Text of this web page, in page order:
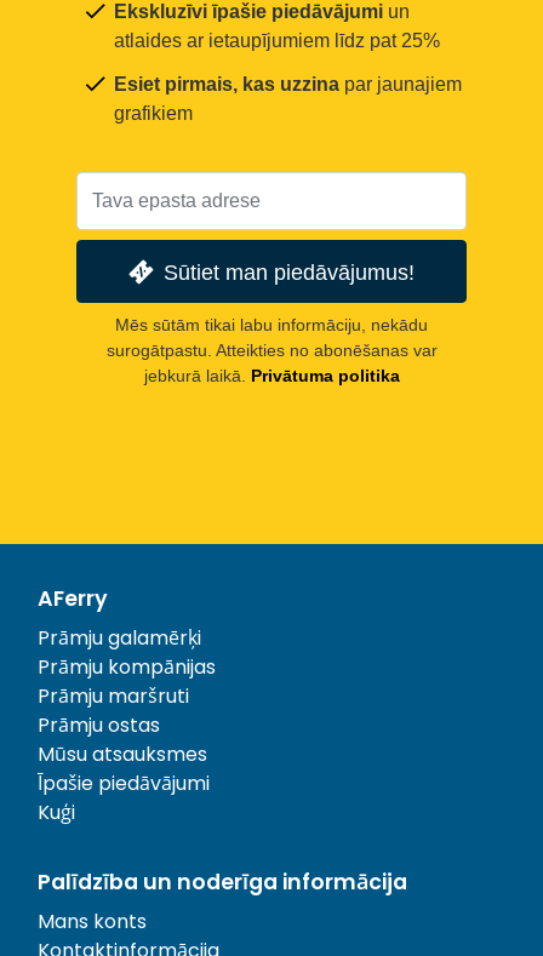
Ekskluzīvi īpašie piedāvājumi un
atlaides ar ietaupījumiem līdz pat 25%
Esiet pirmais, kas uzzina par jaunajiem
grafikiem
Sūtiet man piedāvājumus!
Mēs sūtām tikai labu informāciju, nekādu
surogātpastu. Atteikties no abonēšanas var
jebkurā laikā.
Privātuma politika
AFerry
Prāmju galamērķi
Prāmju kompānijas
Prāmju maršruti
Prāmju ostas
Mūsu atsauksmes
Īpašie piedāvājumi
Kuģi
Palīdzība un noderīga informācija
Mans konts
Kontaktinformācija